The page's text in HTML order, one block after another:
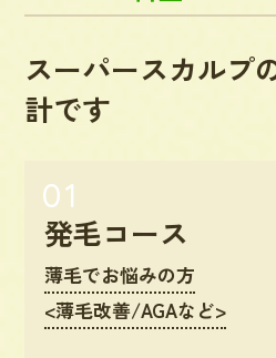
スーパースカルプ
計です
発毛コース
薄毛でお悩みの方
<薄毛改善/AGAなど>